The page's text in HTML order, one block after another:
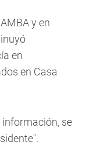
y en
en
en Casa
información, se